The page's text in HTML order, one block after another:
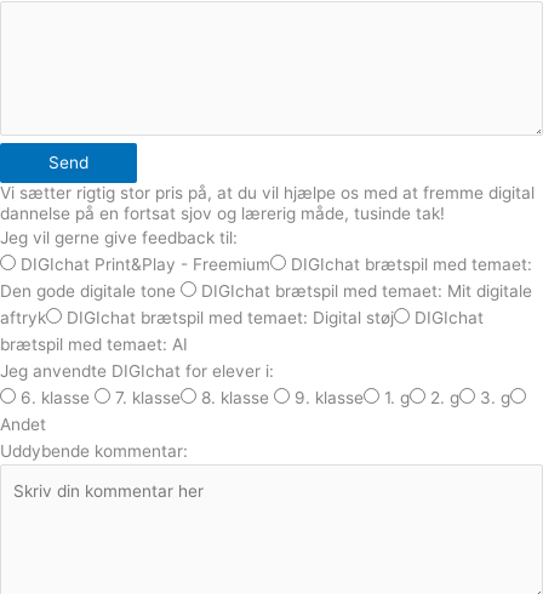
Send
Vi sætter rigtig stor pris på, at du vil hjælpe os med at fremme digital
dannelse på en fortsat sjov og lærerig måde, tusinde tak!
Jeg vil gerne give feedback til:
DIGIchat Print&Play - Freemium
DIGIchat brætspil med temaet:
Den gode digitale tone
DIGIchat brætspil med temaet: Mit digitale
aftryk
DIGIchat brætspil med temaet: Digital støj
DIGIchat
brætspil med temaet: AI
Jeg anvendte DIGIchat for elever i:
6. klasse
7. klasse 8. klasse 9. klasse 1. g 2. g
3. g
Andet
Uddybende kommentar: